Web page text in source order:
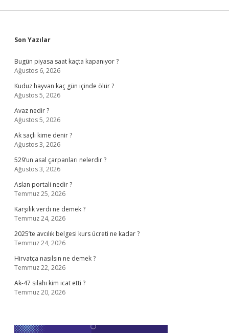
Sidebar
Son Yazılar
Bugün piyasa saat kaçta kapanıyor ?
Ağustos 6, 2026
Kuduz hayvan kaç gün içinde ölür ?
Ağustos 5, 2026
Avaz nedir ?
Ağustos 5, 2026
Ak saçlı kime denir ?
Ağustos 3, 2026
529’un asal çarpanları nelerdir ?
Ağustos 3, 2026
Aslan portali nedir ?
Temmuz 25, 2026
Karşılık verdi ne demek ?
Temmuz 24, 2026
2025’te avcılık belgesi kurs ücreti ne kadar ?
Temmuz 24, 2026
Hirvatça nasılsın ne demek ?
Temmuz 22, 2026
Ak-47 silahı kim icat etti ?
Temmuz 20, 2026